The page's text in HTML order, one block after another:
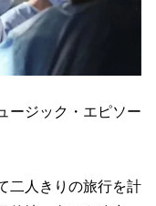
ージック・エピソー
二人きりの旅行を計